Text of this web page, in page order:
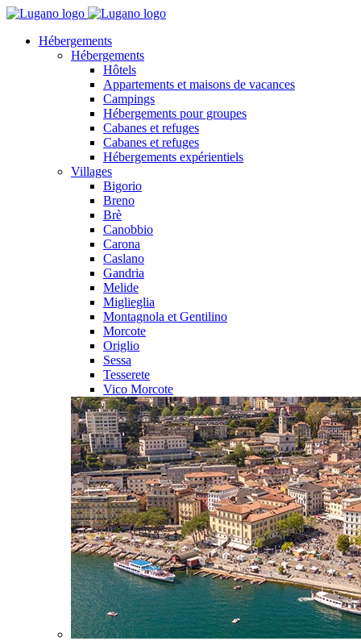
Hébergements
Hébergements
Hôtels
Appartements et maisons de vacances
Campings
Hébergements pour groupes
Cabanes et refuges
Cabanes et refuges
Hébergements expérientiels
Villages
Bigorio
Breno
Brè
Canobbio
Carona
Caslano
Gandria
Melide
Miglieglia
Montagnola et Gentilino
Morcote
Origlio
Sessa
Tesserete
Vico Morcote